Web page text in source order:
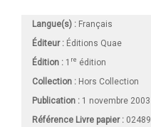
Langue(s) : Français
Éditeur : Éditions Quae
Édition : 1 re édition
Collection : Hors Collection
Publication : 1 novembre 2003
Référence Livre papier : 02489